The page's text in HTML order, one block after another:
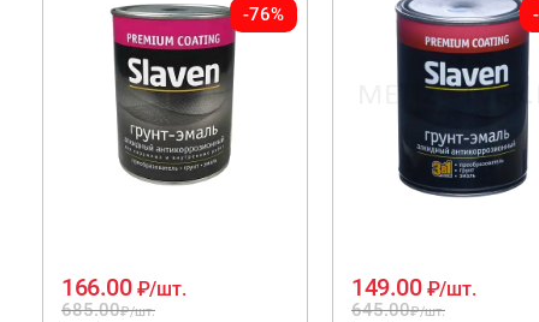
-76%
685.00₽/шт.
166.00 ₽/шт.
645.00₽/шт.
149.00 ₽/шт.